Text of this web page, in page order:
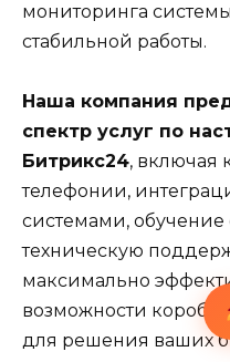
мониторинга
стабильной работы.
Наша компания
спектр услуг по
Битрикс24, включая
телефонии,
системами, обучение
техническую
максимально
возможности
для решения ваших